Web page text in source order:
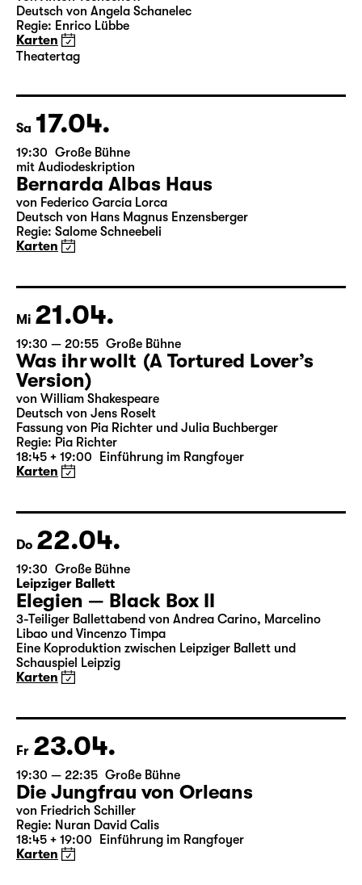
19:30 Große Bühne
Theatertag
Onkel Wanja
von Anton Tschechow
Karten
Theatertag
Sa 17.04.
19:30 Große Bühne
mit Audiodeskription
Bernarda Albas Haus
Regie: Salome Schneebeli
Karten
Mi 21.04.
19:30 — 20:55 Große Bühne
Was ihr wollt (A Tortured Lover’s
Version)
von William Shakespeare
Deutsch von Jens Roselt
18:45 + 19:00 Einführung im Rangfoyer
Karten
Do 22.04.
19:30 Große Bühne
Leipziger Ballett
Elegien — Black Box II
3-Teiliger Ballettabend von Andrea Carino, Marcelino
Schauspiel Leipzig
Karten
Fr 23.04.
19:30 — 22:35 Große Bühne
Die Jungfrau von Orleans